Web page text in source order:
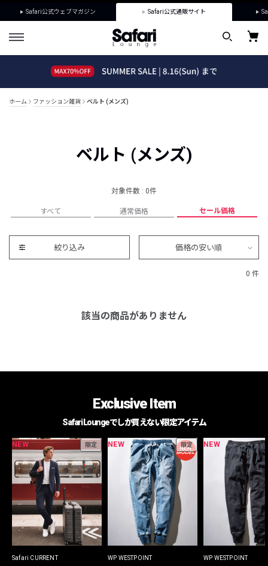
Safari公式ウェブマガジン Safari公式通販サイト
ホーム ファッション雑貨 ベルト (メンズ)
ベルト (メンズ)
対象件数 : 0件
すべて 通常価格 セール価格
絞り込み 価格の安い順
0 件
該当の商品がありません
Exclusive Item
Safari Loungeでしか買えない限定アイテム
NEW 限定
Safari CURRENT
NEW 限定
WP WESTPOINT
NEW
WP WESTPOINT